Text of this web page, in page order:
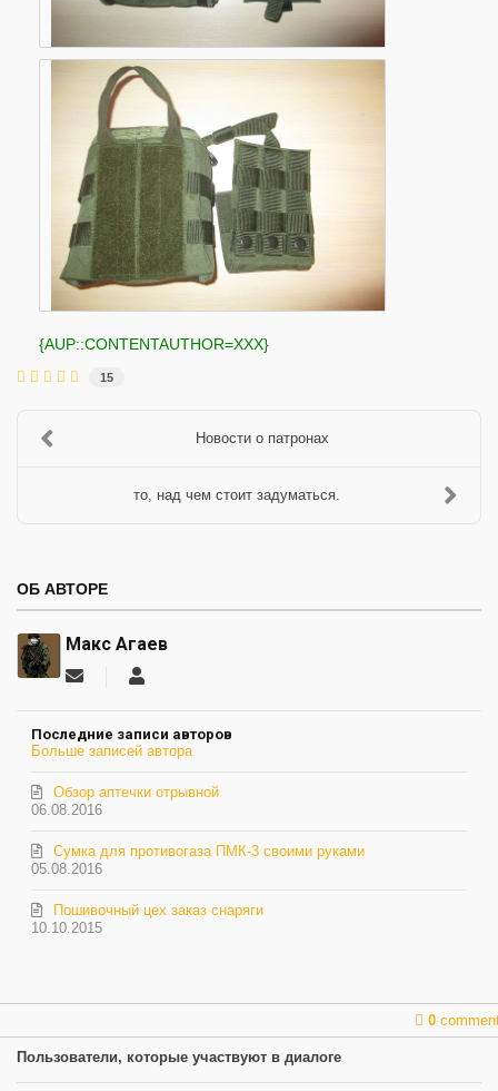
{AUP::CONTENTAUTHOR=XXX}
15
Новости о патронах
то, над чем стоит задуматься.
ОБ АВТОРЕ
Макс Агаев
Подписаться
автора
Макс
Последние записи авторов
Больше записей автора
06.08.2016
Обзор аптечки отрывной
05.08.2016
Сумка для противогаза ПМК-3 своими руками
10.10.2015
Пошивочный цех заказ снаряги
0
Пользователи, которые участвуют в диалоге